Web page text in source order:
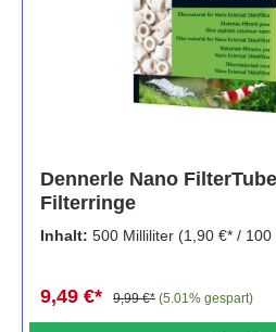
Dennerle Nano
Filterringe
Inhalt: 500 Milliliter (1,90 €* / 100
9,49 €* 9,99 €* (5.01% gespart)